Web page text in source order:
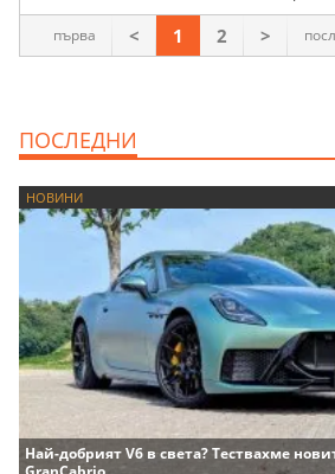
първа < 1 2 >
ПОСЛЕДНИ
НОВИНИ
Най-добрият V6 в света? Тествахме